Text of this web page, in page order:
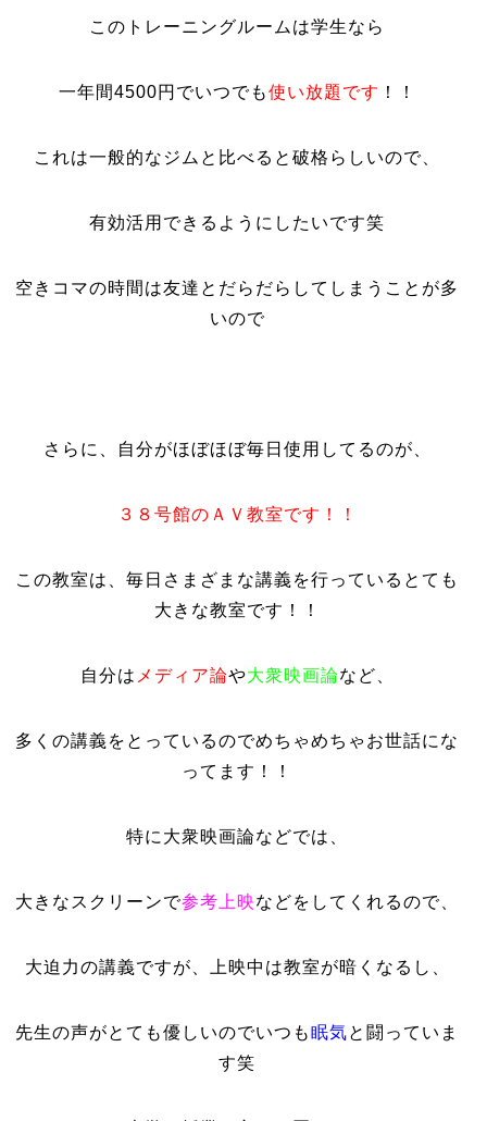
このトレーニングルームは学生なら
一年間4500円でいつでも使い放題です ！！
これは一般的なジムと比べると破格らしいので、
有効活用できるようにしたいです笑
空きコマの時間は友達とだらだらしてしまうことが多
いので
さらに、自分がほぼほぼ毎日使用してるのが、
３８号館のＡＶ教室です！！
この教室は、毎日さまざまな講義を行っているとても
大きな教室です！！
自分は メディア論や大衆映画論など、
多くの講義をとっているのでめちゃめちゃお世話にな
ってます！！
特に大衆映画論などでは、
大きなスクリーンで参考上映などをしてくれるので、
大迫力の講義ですが、上映中は教室が暗くなるし、
先生の声がとても優しいのでいつも眠気と闘っていま
す笑